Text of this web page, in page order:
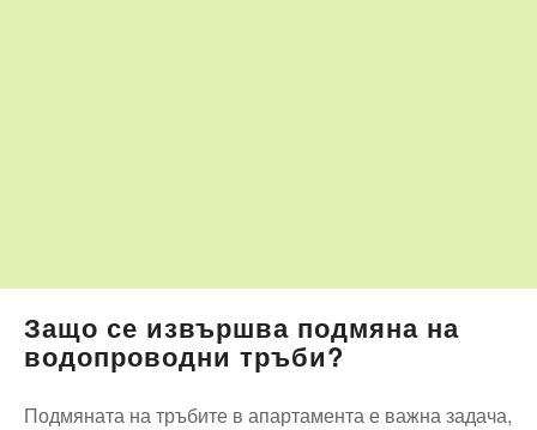
Защо се извършва подмяна на
водопроводни тръби?
Подмяната на тръбите в апартамента е важна задача,